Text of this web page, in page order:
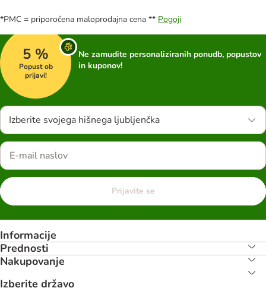
*PMC = priporočena maloprodajna cena ** Pogoji
5 %
Popust ob
prijavi!
Ne zamudite personaliziranih ponudb, popustov
in kuponov!
Izberite svojega hišnega ljubljenčka
Prijavite se
Informacije
Prednosti
Nakupovanje
Izberite državo